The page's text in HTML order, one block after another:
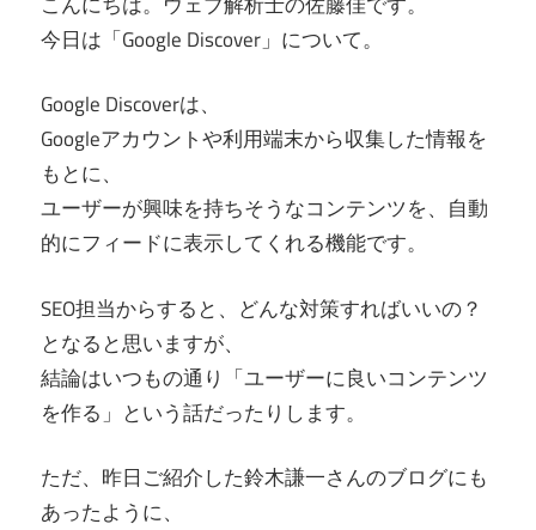
今日は「Google Discover」について。
Google Discoverは、
Googleアカウントや利用端末から収集した情報を
もとに、
ユーザーが興味を持ちそうなコンテンツを、自動
的にフィードに表示してくれる機能です。
SEO担当からすると、どんな対策すればいいの？
となると思いますが、
結論はいつもの通り「ユーザーに良いコンテンツ
を作る」という話だったりします。
ただ、昨日ご紹介した鈴木謙一さんのブログにも
あったように、